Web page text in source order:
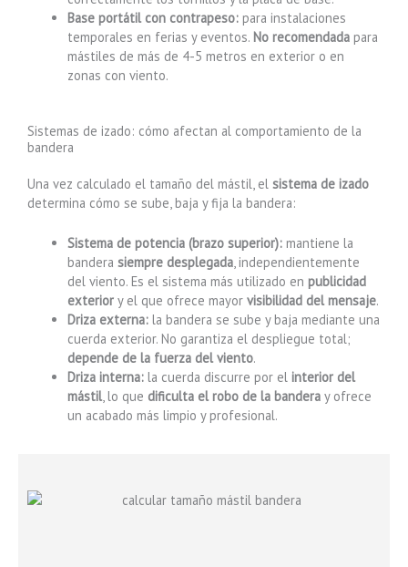
Base portátil con contrapeso:para instalaciones
temporales en ferias y eventos. No recomendadapara
mástiles de más de 4-5 metros en exterior o en
zonas con viento.
Sistemas de izado: cómo afectan al comportamiento de la
bandera
Una vez calculado el tamaño del mástil, el sistema de izado
determina cómo se sube, baja y fija la bandera:
Sistema de potencia (brazo superior):mantiene la
bandera siempre desplegada, independientemente
del viento. Es el sistema más utilizado en publicidad
exteriory el que ofrece mayor visibilidad del mensaje.
Driza externa:la bandera se sube y baja mediante una
cuerda exterior. No garantiza el despliegue total;
depende de la fuerza del viento.
Driza interna:la cuerda discurre por el interior del
mástil, lo que dificulta el robo de la banderay ofrece
un acabado más limpio y profesional.